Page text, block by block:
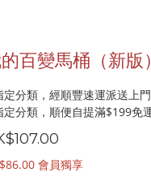
百變馬桶（新版）
定分類，經順豐速運派送上
定分類，順便自提滿$199免
會員獨享